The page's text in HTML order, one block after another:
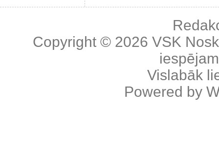
Copyright © 2026 VSK
Vislabāk
Powered by